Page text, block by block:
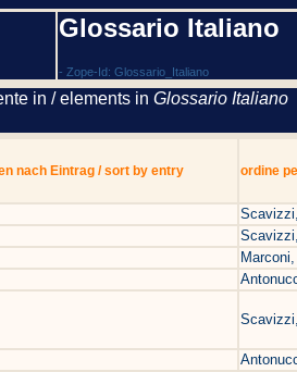
Glossario Italiano
- Zope-Id: Glossario_Italiano
in / elements inGlossario Italiano
nach Eintrag / sort by entry ordine